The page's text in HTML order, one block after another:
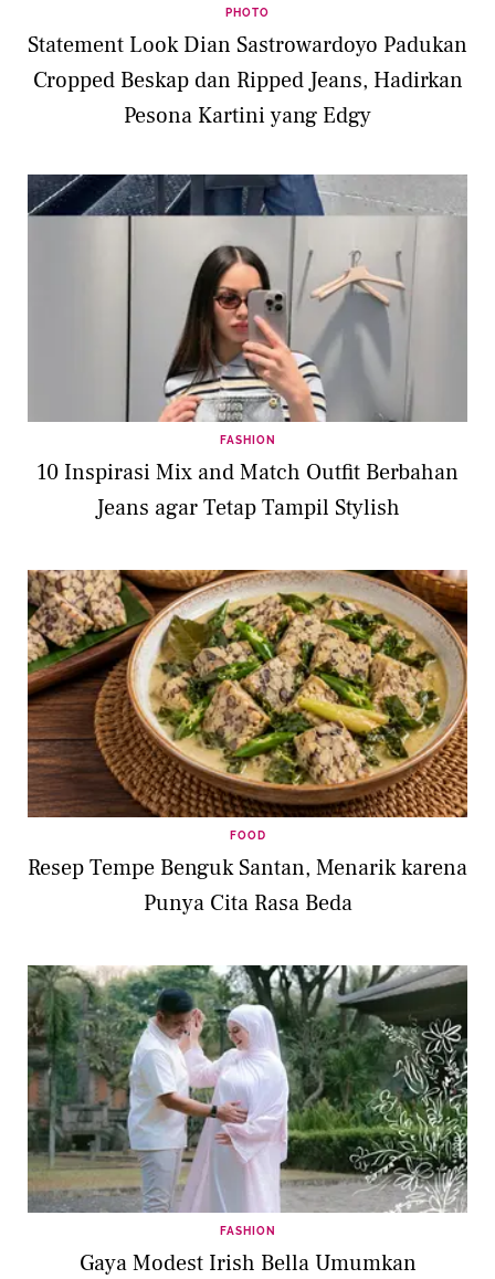
PHOTO
Statement Look Dian Sastrowardoyo Padukan
Cropped Beskap dan Ripped Jeans, Hadirkan
Pesona Kartini yang Edgy
FASHION
10 Inspirasi Mix and Match Outfit Berbahan
Jeans agar Tetap Tampil Stylish
FOOD
Resep Tempe Benguk Santan, Menarik karena
Punya Cita Rasa Beda
FASHION
Gaya Modest Irish Bella Umumkan